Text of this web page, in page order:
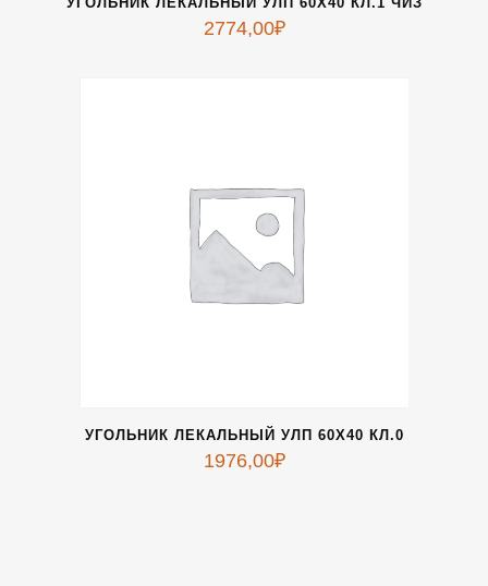
2774,00₽
УГОЛЬНИК ЛЕКАЛЬНЫЙ УЛП 60Х40 КЛ.0
1976,00₽